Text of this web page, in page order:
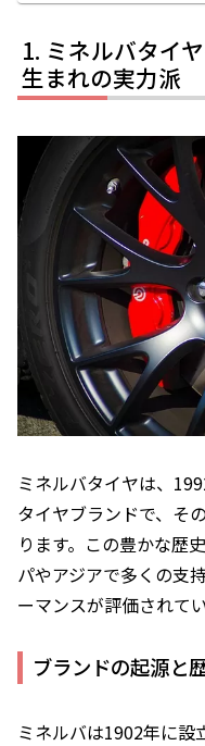
ミネルバタイ
生まれの実力派
ミネルバタイヤは、
タイヤブランドで、そ
ります。この豊かな歴
パやアジアで多くの支
ーマンスが評価されてい
ブランドの起源と
ミネルバは1902年に設